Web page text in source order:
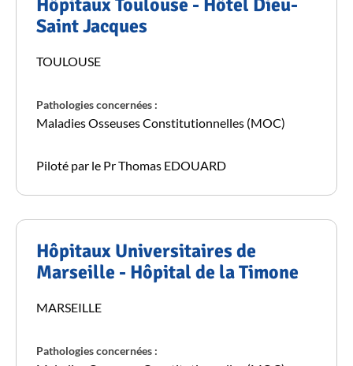
Saint Jacques
TOULOUSE
Pathologies concernées :
Maladies Osseuses Constitutionnelles (MOC)
Piloté par le Pr Thomas EDOUARD
Hôpitaux Universitaires de
Marseille - Hôpital de la Timone
MARSEILLE
Pathologies concernées :